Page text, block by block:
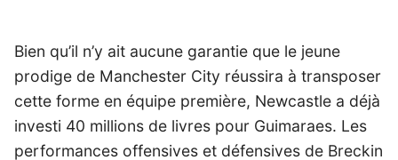
Bien qu’il n’y ait aucune garantie que le jeune
prodige de Manchester City réussira à transposer
cette forme en équipe première, Newcastle a déjà
investi 40 millions de livres pour Guimaraes. Les
performances offensives et défensives de Breckin